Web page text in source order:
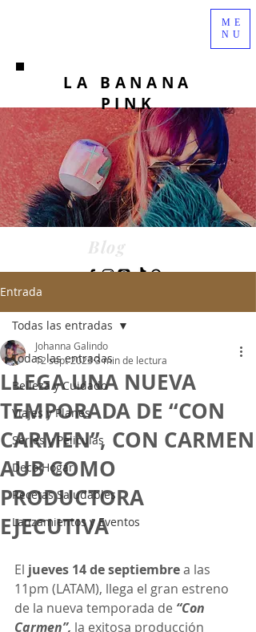
LA BANANA
PINK
ME
NU
Blog
Entrada
Todas las entradas
Belleza y Cuidado
Viajes y Planes
Series y Peliculas
Deco Hogar
Recetas Saludables
Lanzamientos y Eventos
Todas las entradas
LLEGA UNA NUEVA
TEMPORADA DE “CON
CARMEN”, CON CARMEN
AUB COMO
PRODUCTORA
EJECUTIVA
Johanna Galindo
12 sept 20233 min de lectura
El jueves 14 de septiembre a las
11pm (LATAM), llega el gran estreno
de la nueva temporada de “Con
Carmen”, la exitosa producción